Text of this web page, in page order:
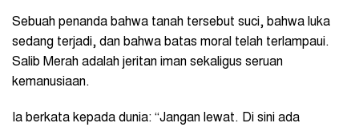
Sebuah penanda bahwa tanah tersebut suci, bahwa luka
sedang terjadi, dan bahwa batas moral telah terlampaui.
Salib Merah adalah jeritan iman sekaligus seruan
kemanusiaan.
Ia berkata kepada dunia: “Jangan lewat. Di sini ada